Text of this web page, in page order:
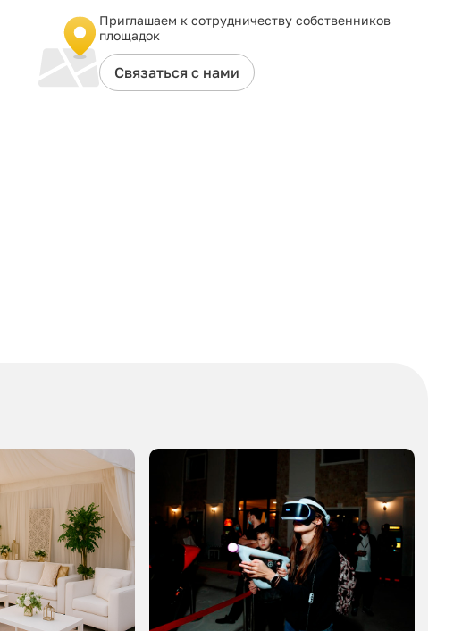
Приглашаем к сотрудничеству собственников
площадок
Связаться с нами